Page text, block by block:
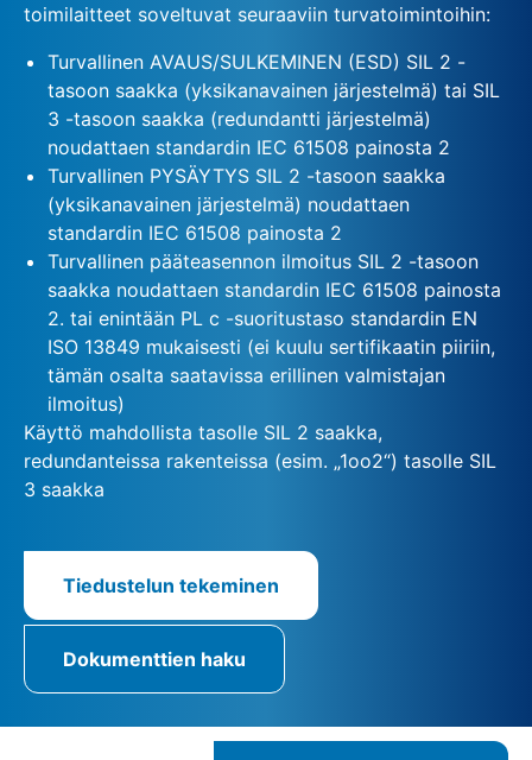
toimilaitteet soveltuvat seuraaviin turvatoimintoihin:
Turvallinen AVAUS/SULKEMINEN (ESD) SIL 2 -
tasoon saakka (yksikanavainen järjestelmä) tai SIL
3 -tasoon saakka (redundantti järjestelmä)
noudattaen standardin IEC 61508 painosta 2
Turvallinen PYSÄYTYS SIL 2 -tasoon saakka
(yksikanavainen järjestelmä) noudattaen
standardin IEC 61508 painosta 2
Turvallinen pääteasennon ilmoitus SIL 2 -tasoon
saakka noudattaen standardin IEC 61508 painosta
2. tai enintään PL c -suoritustaso standardin EN
ISO 13849 mukaisesti (ei kuulu sertifikaatin piiriin,
tämän osalta saatavissa erillinen valmistajan
ilmoitus)
Käyttö mahdollista tasolle SIL 2 saakka,
redundanteissa rakenteissa (esim. „1oo2“) tasolle SIL
3 saakka
Tiedustelun tekeminen
Dokumenttien haku